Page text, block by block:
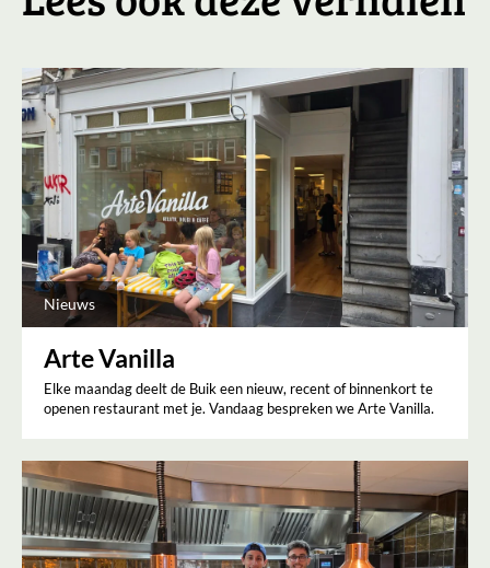
Nieuws
Arte Vanilla
Elke maandag deelt de Buik een nieuw, recent of binnenkort te
openen restaurant met je. Vandaag bespreken we Arte Vanilla.